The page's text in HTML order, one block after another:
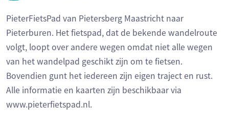
PieterFietsPad van Pietersberg Maastricht naar
Pieterburen. Het fietspad, dat de bekende wandelroute
volgt, loopt over andere wegen omdat niet alle wegen
van het wandelpad geschikt zijn om te fietsen.
Bovendien gunt het iedereen zijn eigen traject en rust.
Alle informatie en kaarten zijn beschikbaar via
www.pieterfietspad.nl.